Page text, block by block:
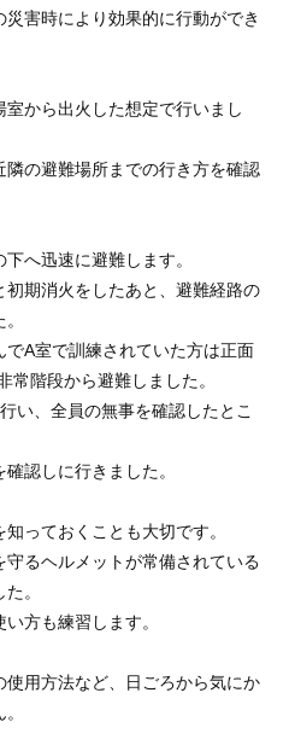
害時により効果的に行動ができ
から出火した想定で行いまし
の避難場所までの行き方を確認
へ迅速に避難します。
期消火をしたあと、避難経路の
A室で訓練されていた方は正面
常階段から避難しました。
い、全員の無事を確認したとこ
認しに行きました。
っておくことも大切です。
るヘルメットが常備されている
。
方も練習します。
用方法など、日ごろから気にか